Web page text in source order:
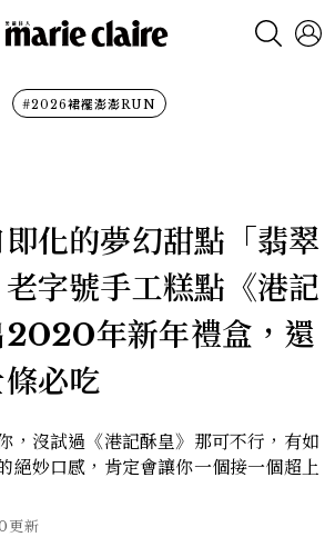
#2026裙襬澎澎RUN
化的夢幻甜點「翡翠
字號手工糕點《港記
2020年新年禮盒，還
必吃
，沒試過《港記酥皇》那可不行，有如
絕妙口感，肯定會讓你一個接一個超上
更新